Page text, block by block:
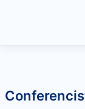
contenido